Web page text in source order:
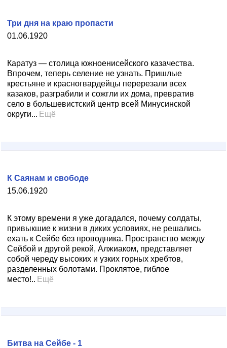
01.06.1920
Три дня на краю пропасти
Каратуз — столица южноенисейского казачества.
Впрочем, теперь селение не узнать. Пришлые
крестьяне и красногвардейцы перерезали всех
казаков, разграбили и сожгли их дома, превратив
село в большевистский центр всей Минусинской
округи... Ещё
15.06.1920
К Саянам и свободе
К этому времени я уже догадался, почему солдаты,
привыкшие к жизни в диких условиях, не решались
ехать к Сейбе без проводника. Пространство между
Сейбой и другой рекой, Алжиаком, представляет
собой череду высоких и узких горных хребтов,
разделенных болотами. Проклятое, гиблое
место!.. Ещё
Битва на Сейбе - 1